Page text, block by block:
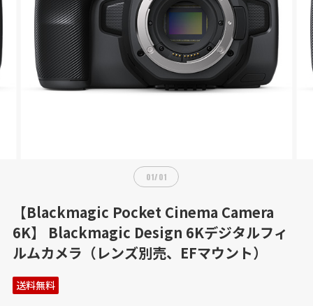
01/01
【Blackmagic Pocket Cinema Camera
6K】 Blackmagic Design 6Kデジタルフィ
ルムカメラ（レンズ別売、EFマウント）
送料無料